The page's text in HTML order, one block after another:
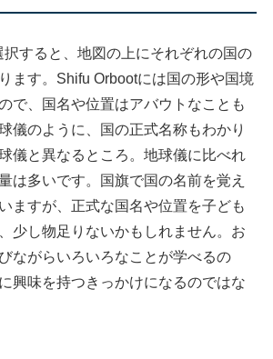
択すると、地図の上にそれぞれの国の
ます。Shifu Orbootには国の形や国境
で、国名や位置はアバウトなことも
儀のように、国の正式名称もわかり
儀と異なるところ。地球儀に比べれ
は多いです。国旗で国の名前を覚え
ますが、正式な国名や位置を子ども
少し物足りないかもしれません。お
ながらいろいろなことが学べるの
興味を持つきっかけになるのではな